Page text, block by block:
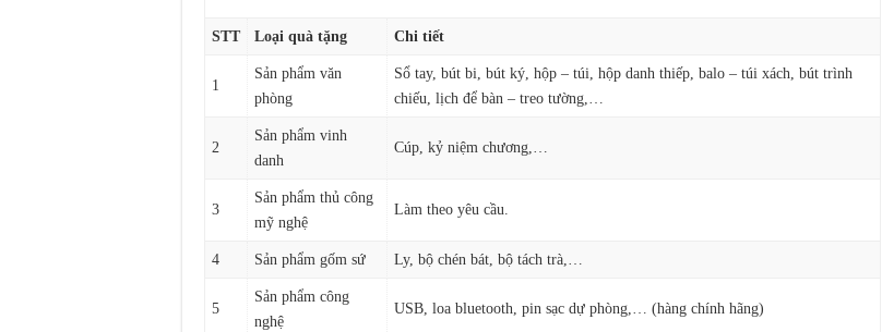
STT Loại quà tặng Chi tiết
1
Sản phẩm văn
phòng
Sổ tay, bút bi, bút ký, hộp – túi, hộp danh thiếp, balo – túi xách, bút trình
chiếu, lịch để bàn – treo tường,…
2
Sản phẩm vinh
danh
Cúp, kỷ niệm chương,…
3
Sản phẩm thủ công
mỹ nghệ
Làm theo yêu cầu.
4 Sản phẩm gốm sứ Ly, bộ chén bát, bộ tách trà,…
5
Sản phẩm công
nghệ
USB, loa bluetooth, pin sạc dự phòng,… (hàng chính hãng)